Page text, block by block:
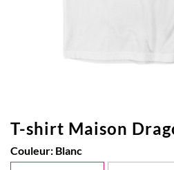
T-shirt Maison
Couleur: Blanc